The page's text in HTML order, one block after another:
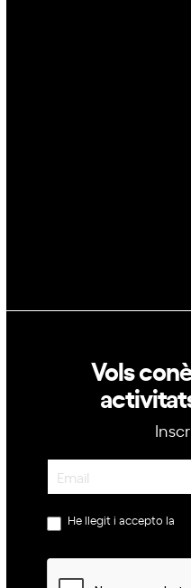
Vols
Newsletter
He llegit i accepto la